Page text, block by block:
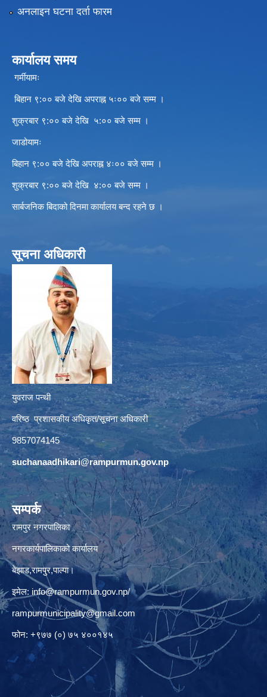
अनलाइन घटना दर्ता फारम
कार्यालय समय
गर्मीयामः
बिहान ९:०० बजे देखि अपराह्न ५ः०० बजे सम्म ।
शुक्रबार ९:०० बजे देखि ५:०० बजे सम्म ।
जाडोयामः
बिहान ९:०० बजे देखि अपराह्न ४ः०० बजे सम्म ।
शुक्रबार ९:०० बजे देखि ४:०० बजे सम्म ।
सार्बजनिक बिदाको दिनमा कार्यालय बन्द रहने छ ।
सूचना अधिकारी
युवराज पन्थी
वरिष्ठ प्रशासकीय अधिकृत/सूचना अधिकारी
9857074145
suchanaadhikari@rampurmun.gov.np
सम्पर्क
रामपुर नगरपालिका
नगरकार्यपालिकाको कार्यालय
बेझाड,रामपुर,पाल्पा।
इमेल: info@rampurmun.gov.np/
rampurmunicipality@gmail.com
फोन: +९७७ (०) ७५ ४००१४५